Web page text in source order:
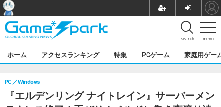
menu
search
ホーム アクセスランキング 特集 PCゲーム 家庭用ゲー
『エルデンリング ナイトレイン』サーバーメン
PC Windows